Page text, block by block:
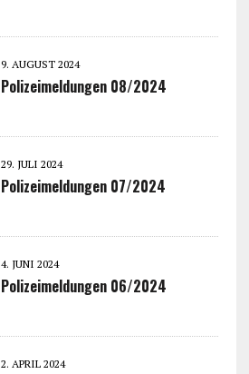
9. AUGUST 2024
Polizeimeldungen 08/2024
29. JULI 2024
Polizeimeldungen 07/2024
4. JUNI 2024
Polizeimeldungen 06/2024
2. APRIL 2024